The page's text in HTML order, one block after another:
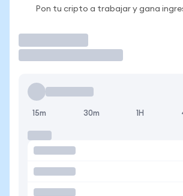
Pon tu cripto a trabajar y gana
15m 30m 1H